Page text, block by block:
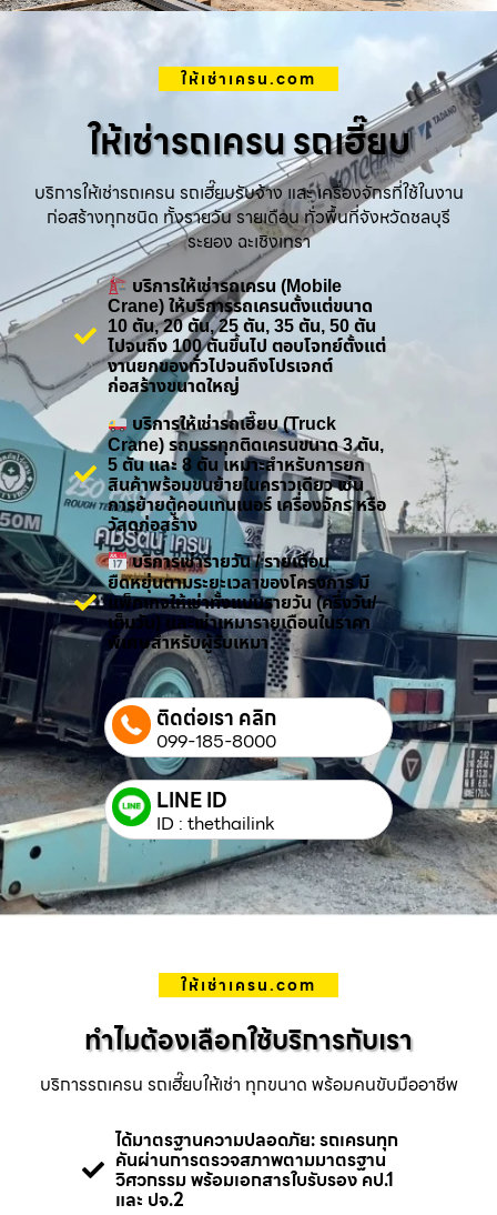
ให้เช่าเครน.com
ให้เช่ารถเครน รถเฮี๊ยบ
บริการให้เช่ารถเครน รถเฮี๊ยบรับจ้าง และ เครื่องจักรที่ใช้ในงาน
ก่อสร้างทุกชนิด ทั้งรายวัน รายเดือน ทั่วพื้นที่จังหวัดชลบุรี
ระยอง ฉะเชิงเทรา
บริการให้เช่ารถเครน (Mobile
Crane) ให้บริการรถเครนตั้งแต่ขนาด
10 ตัน, 20 ตัน, 25 ตัน, 35 ตัน, 50 ตัน
ไปจนถึง 100 ตันขึ้นไป ตอบโจทย์ตั้งแต่
งานยกของทั่วไปจนถึงโปรเจกต์
ก่อสร้างขนาดใหญ่
บริการให้เช่ารถเฮี๊ยบ (Truck
Crane) รถบรรทุกติดเครนขนาด 3 ตัน,
5 ตัน และ 8 ตัน เหมาะสำหรับการยก
สินค้าพร้อมขนย้ายในคราวเดียว เช่น
การย้ายตู้คอนเทนเนอร์ เครื่องจักร หรือ
วัสดุก่อสร้าง
บริการเช่ารายวัน / รายเดือน
ยืดหยุ่นตามระยะเวลาของโครงการ มี
แพ็กเกจให้เช่าทั้งแบบรายวัน (ครึ่งวัน/
เต็มวัน) และเช่าเหมารายเดือนในราคา
พิเศษสำหรับผู้รับเหมา
ติดต่อเรา คลิก
099-185-8000
LINE ID
ID : thethailink
ให้เช่าเครน.com
ทำไมต้องเลือกใช้บริการกับเรา
บริการรถเครน รถเฮี๊ยบให้เช่า ทุกขนาด พร้อมคนขับมืออาชีพ
ได้มาตรฐานความปลอดภัย: รถเครนทุก
คันผ่านการตรวจสภาพตามมาตรฐาน
วิศวกรรม พร้อมเอกสารใบรับรอง คป.1
และ ปจ.2